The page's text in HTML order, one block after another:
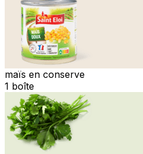
maïs en conserve
1 boîte